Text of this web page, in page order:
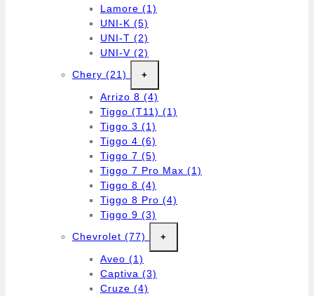
Lamore (1)
UNI-K (5)
UNI-T (2)
UNI-V (2)
Chery (21) +
Arrizo 8 (4)
Tiggo (T11) (1)
Tiggo 3 (1)
Tiggo 4 (6)
Tiggo 7 (5)
Tiggo 7 Pro Max (1)
Tiggo 8 (4)
Tiggo 8 Pro (4)
Tiggo 9 (3)
Chevrolet (77) +
Aveo (1)
Captiva (3)
Cruze (4)